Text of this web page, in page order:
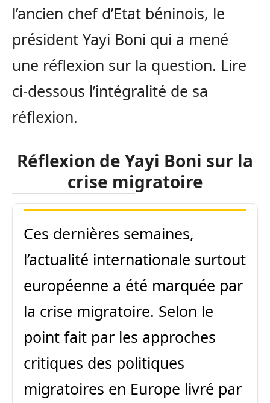
l’ancien chef d’Etat béninois, le
président Yayi Boni qui a mené
une réflexion sur la question. Lire
ci-dessous l’intégralité de sa
réflexion.
Réflexion de Yayi Boni sur la
crise migratoire
Ces dernières semaines,
l’actualité internationale surtout
européenne a été marquée par
la crise migratoire. Selon le
point fait par les approches
critiques des politiques
migratoires en Europe livré par